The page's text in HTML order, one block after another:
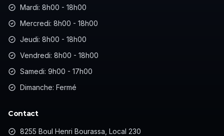
Mardi: 8h00 - 18h00
Mercredi: 8h00 - 18h00
Jeudi: 8h00 - 18h00
Vendredi: 8h00 - 18h00
Samedi: 9h00 - 17h00
Dimanche: Fermé
Contact
8255 Boul Henri Bourassa, Local 230